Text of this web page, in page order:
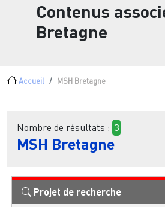
Contenus
Bretagne
Fil d'Ariane
Accueil MSH Bretagne
Nombre de résultats : 3
MSH Bretagne
Projet de recherche